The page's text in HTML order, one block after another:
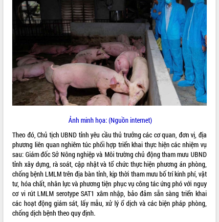
ĐIỂM TIN VĂN BẢN
QUY HOẠCH - KẾ HOẠCH
Ảnh minh họa: (Nguồn internet)
Theo đó, Chủ tịch UBND tỉnh yêu cầu thủ trưởng các cơ quan, đơn vị, địa
phương liên quan nghiêm túc phối hợp triển khai thực hiện các nhiệm vụ
sau: Giám đốc Sở Nông nghiệp và Môi trường chủ động tham mưu UBND
tỉnh xây dựng, rà soát, cập nhật và tổ chức thực hiện phương án phòng,
chống bệnh LMLM trên địa bàn tỉnh, kịp thời tham mưu bố trí kinh phí, vật
tư, hóa chất, nhân lực và phương tiện phục vụ công tác ứng phó với nguy
cơ vi rút LMLM serotype SAT1 xâm nhập, bảo đảm sẵn sàng triển khai
các hoạt động giám sát, lấy mẫu, xử lý ổ dịch và các biện pháp phòng,
chống dịch bệnh theo quy định.